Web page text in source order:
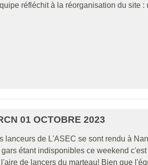
réfléchit à la réorganisation du site :
01 OCTOBRE 2023
lanceurs de L'ASEC se sont rendu à
gars étant indisponibles ce weekend
de lancers du marteau! Bien que